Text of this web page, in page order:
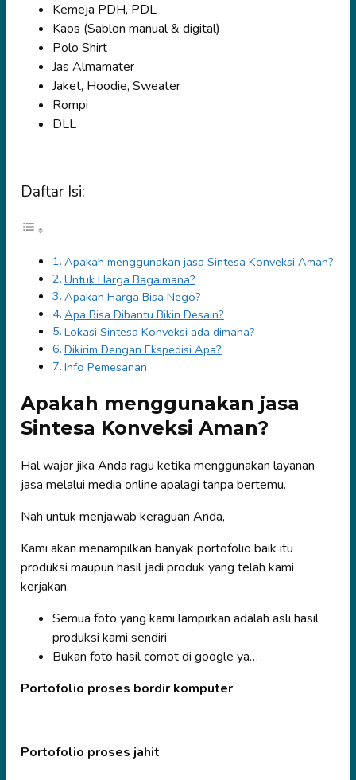
Kemeja PDH, PDL
Kaos (Sablon manual & digital)
Polo Shirt
Jas Almamater
Jaket, Hoodie, Sweater
Rompi
DLL
Daftar Isi:
Apakah menggunakan jasa Sintesa Konveksi Aman?
Untuk Harga Bagaimana?
Apakah Harga Bisa Nego?
Apa Bisa Dibantu Bikin Desain?
Lokasi Sintesa Konveksi ada dimana?
Dikirim Dengan Ekspedisi Apa?
Info Pemesanan
Apakah menggunakan jasa
Sintesa Konveksi Aman?
Hal wajar jika Anda ragu ketika menggunakan layanan
jasa melalui media online apalagi tanpa bertemu.
Nah untuk menjawab keraguan Anda,
Kami akan menampilkan banyak portofolio baik itu
produksi maupun hasil jadi produk yang telah kami
kerjakan.
Semua foto yang kami lampirkan adalah asli hasil
produksi kami sendiri
Bukan foto hasil comot di google ya…
Portofolio proses bordir komputer
Portofolio proses jahit